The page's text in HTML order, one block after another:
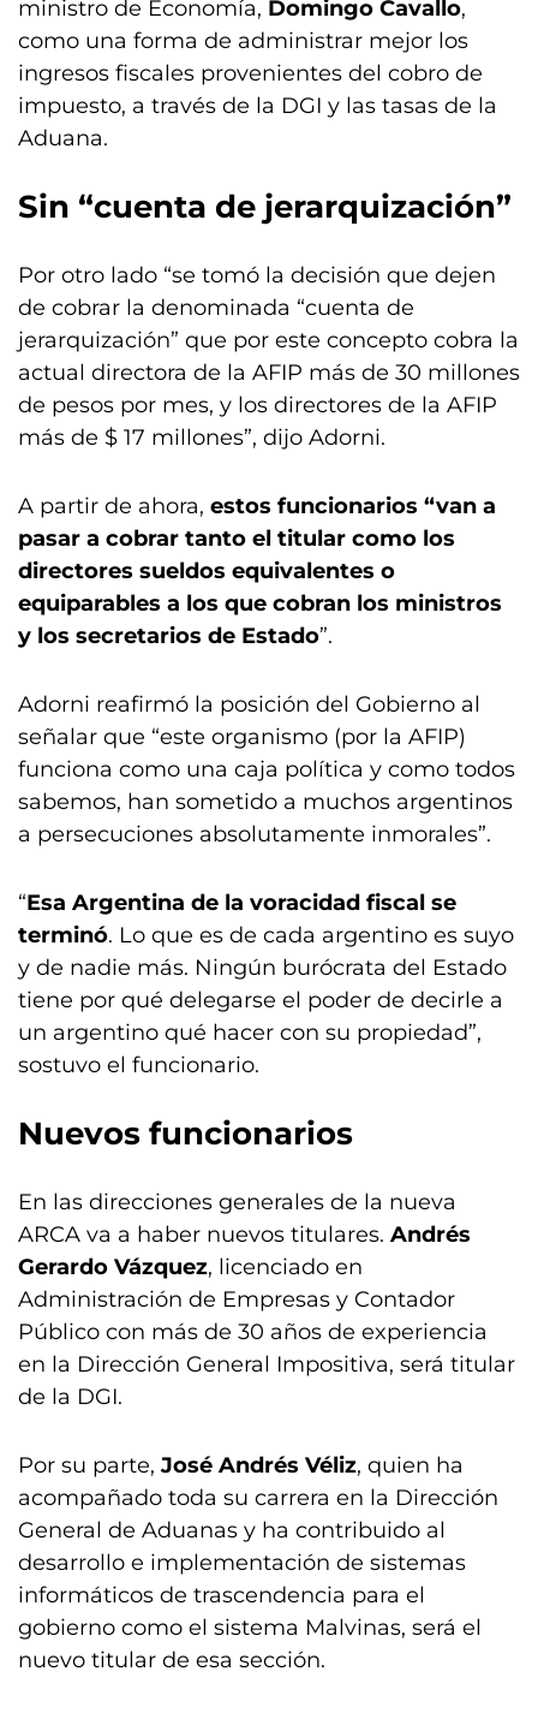
ministro de Economía, Domingo Cavallo,
como una forma de administrar mejor los
ingresos fiscales provenientes del cobro de
impuesto, a través de la DGI y las tasas de la
Aduana.
Sin “cuenta de jerarquización”
Por otro lado “se tomó la decisión que dejen
de cobrar la denominada “cuenta de
jerarquización” que por este concepto cobra la
actual directora de la AFIP más de 30 millones
de pesos por mes, y los directores de la AFIP
más de $ 17 millones”, dijo Adorni.
A partir de ahora, estos funcionarios “van a
pasar a cobrar tanto el titular como los
directores sueldos equivalentes o
equiparables a los que cobran los ministros
y los secretarios de Estado”.
Adorni reafirmó la posición del Gobierno al
señalar que “este organismo (por la AFIP)
funciona como una caja política y como todos
sabemos, han sometido a muchos argentinos
a persecuciones absolutamente inmorales”.
“Esa Argentina de la voracidad fiscal se
terminó. Lo que es de cada argentino es suyo
y de nadie más. Ningún burócrata del Estado
tiene por qué delegarse el poder de decirle a
un argentino qué hacer con su propiedad”,
sostuvo el funcionario.
Nuevos funcionarios
En las direcciones generales de la nueva
ARCA va a haber nuevos titulares. Andrés
Gerardo Vázquez, licenciado en
Administración de Empresas y Contador
Público con más de 30 años de experiencia
en la Dirección General Impositiva, será titular
de la DGI.
Por su parte, José Andrés Véliz, quien ha
acompañado toda su carrera en la Dirección
General de Aduanas y ha contribuido al
desarrollo e implementación de sistemas
informáticos de trascendencia para el
gobierno como el sistema Malvinas, será el
nuevo titular de esa sección.